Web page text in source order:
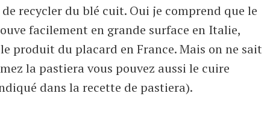
recycler du blé cuit. Oui je comprend que le
facilement en grande surface en Italie,
produit du placard en France. Mais on ne sait
la pastiera vous pouvez aussi le cuire
dans la recette de pastiera).